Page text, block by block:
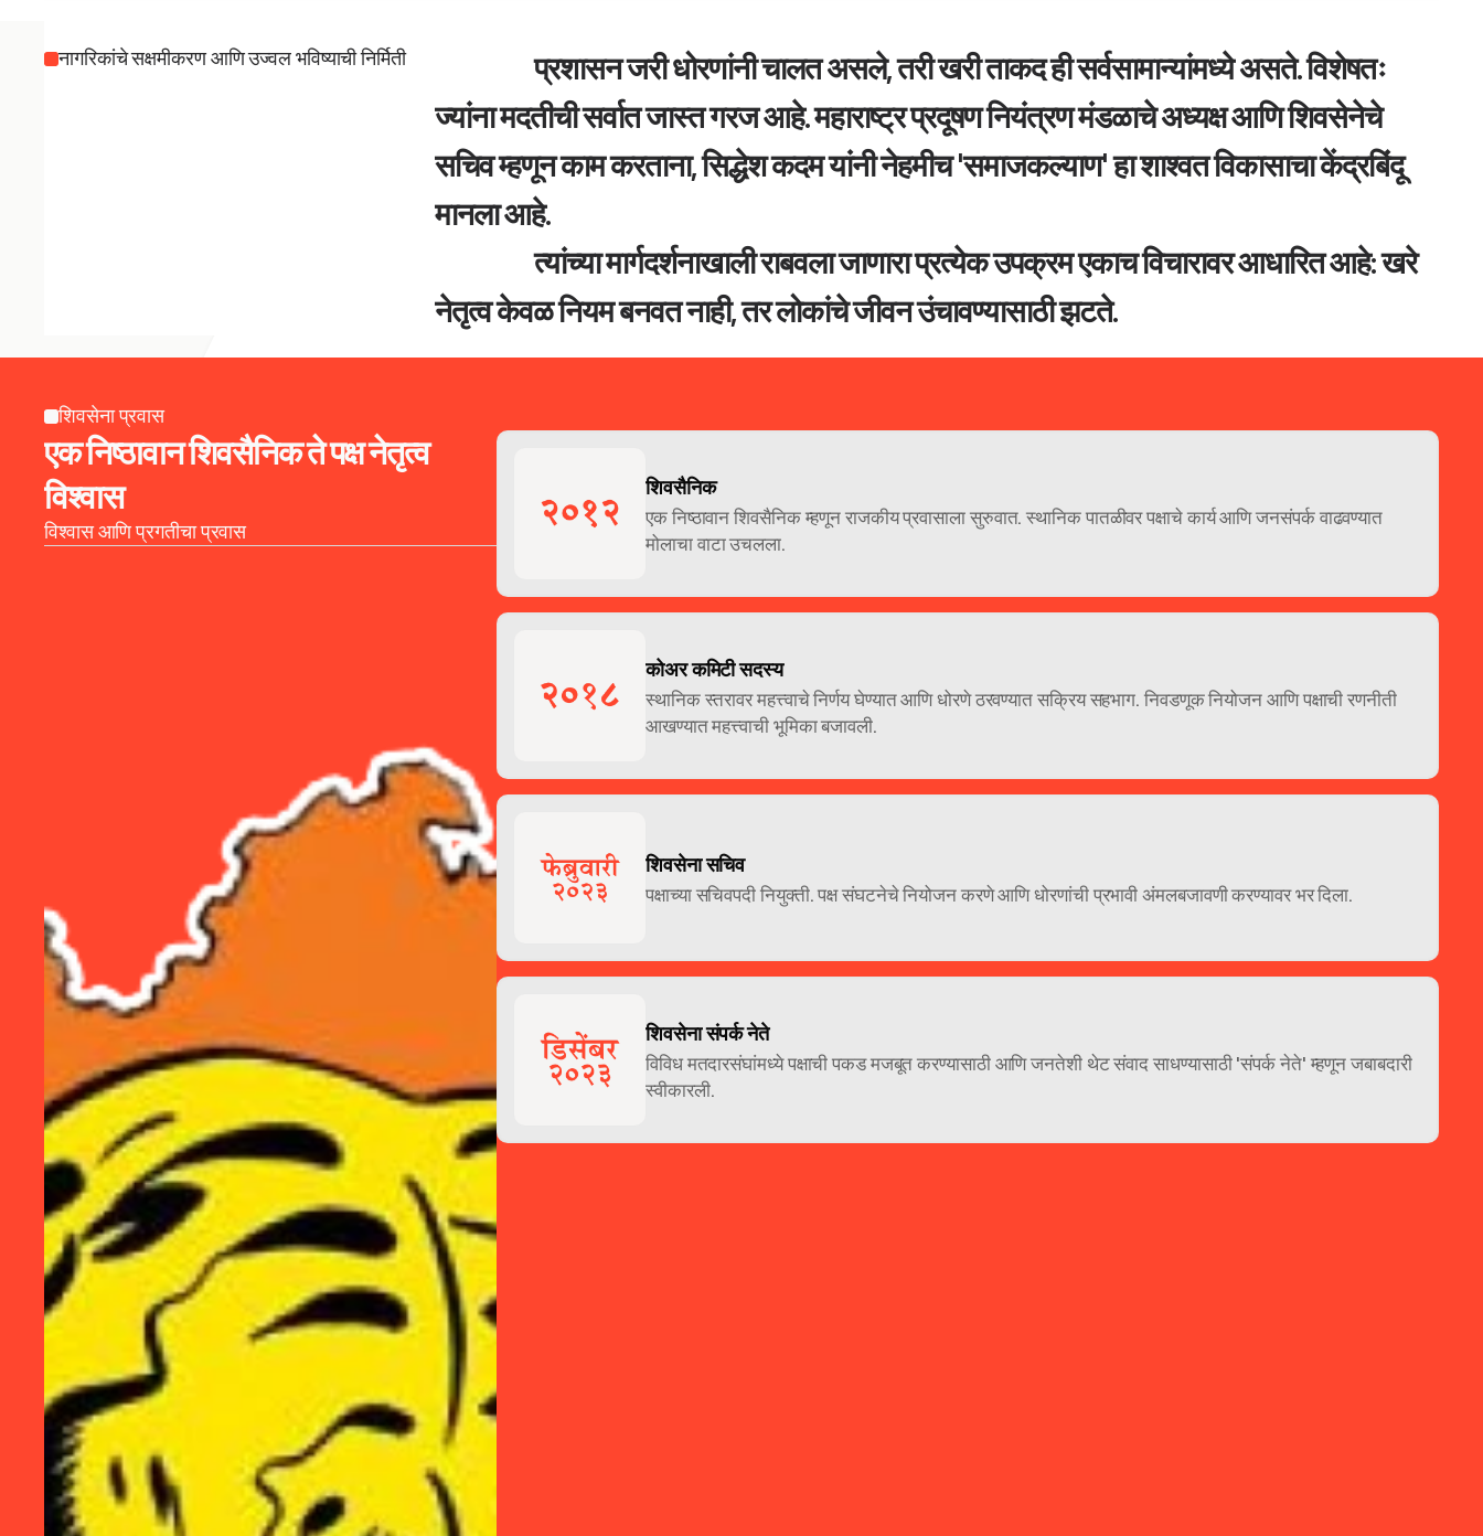
नागरिकांचे सक्षमीकरण आणि उज्वल भविष्याची निर्मिती
                  प्रशासन जरी धोरणांनी चालत असले, तरी खरी ताकद ही सर्वसामान्यांमध्ये असते. विशेषतः
ज्यांना मदतीची सर्वात जास्त गरज आहे. महाराष्ट्र प्रदूषण नियंत्रण मंडळाचे अध्यक्ष आणि शिवसेनेचे
सचिव म्हणून काम करताना, सिद्धेश कदम यांनी नेहमीच 'समाजकल्याण' हा शाश्वत विकासाचा केंद्रबिंदू
मानला आहे.
                  त्यांच्या मार्गदर्शनाखाली राबवला जाणारा प्रत्येक उपक्रम एकाच विचारावर आधारित आहे: खरे
नेतृत्व केवळ नियम बनवत नाही, तर लोकांचे जीवन उंचावण्यासाठी झटते.
शिवसेना प्रवास
एक निष्ठावान शिवसैनिक ते पक्ष नेतृत्व
विश्वास
विश्वास आणि प्रगतीचा प्रवास
शिवसैनिक
एक निष्ठावान शिवसैनिक म्हणून राजकीय प्रवासाला सुरुवात. स्थानिक पातळीवर पक्षाचे कार्य आणि जनसंपर्क वाढवण्यात
मोलाचा वाटा उचलला.
कोअर कमिटी सदस्य
स्थानिक स्तरावर महत्त्वाचे निर्णय घेण्यात आणि धोरणे ठरवण्यात सक्रिय सहभाग. निवडणूक नियोजन आणि पक्षाची रणनीती
आखण्यात महत्त्वाची भूमिका बजावली.
शिवसेना सचिव
पक्षाच्या सचिवपदी नियुक्ती. पक्ष संघटनेचे नियोजन करणे आणि धोरणांची प्रभावी अंमलबजावणी करण्यावर भर दिला.
शिवसेना संपर्क नेते
विविध मतदारसंघांमध्ये पक्षाची पकड मजबूत करण्यासाठी आणि जनतेशी थेट संवाद साधण्यासाठी 'संपर्क नेते' म्हणून जबाबदारी
स्वीकारली.